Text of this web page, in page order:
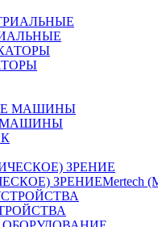
МАШИНЫ
ЗРЕНИЕMertech